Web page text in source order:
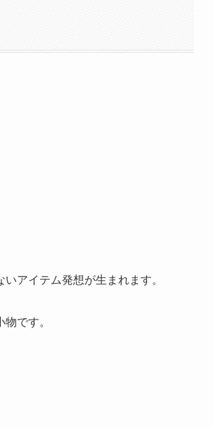
アイテム発想が生まれます。
です。